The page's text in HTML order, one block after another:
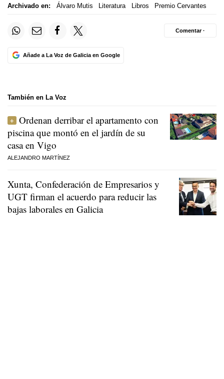
Archivado en: Álvaro Mutis Literatura Libros Premio Cervantes
Añade a La Voz de Galicia en Google
Comentar ·
También en La Voz
Ordenan derribar el apartamento con
piscina que montó en el jardín de su
casa en Vigo
ALEJANDRO MARTÍNEZ
Xunta, Confederación de Empresarios y
UGT firman el acuerdo para reducir las
bajas laborales en Galicia